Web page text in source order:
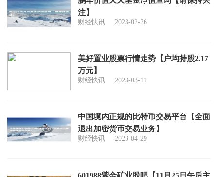
注】
财经快讯 2023-02-26
美好置业股票行情走势【户均持股2.17
万元】
财经快讯 2023-03-11
中国境内正规的比特币交易平台【全面
退出加密货币交易业务】
财经快讯 2023-04-29
601988紫金矿业股吧【11月25日午后主